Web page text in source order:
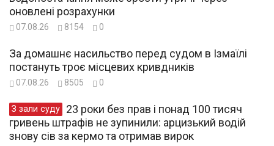
оновлені розрахунки
07.08.26 8154 0
За домашнє насильство перед судом в Ізмаїлі
постануть троє місцевих кривдників
07.08.26 8505 0
З зали суду
гривень штрафів не зупинили: арцизький водій
знову сів за кермо та отримав вирок